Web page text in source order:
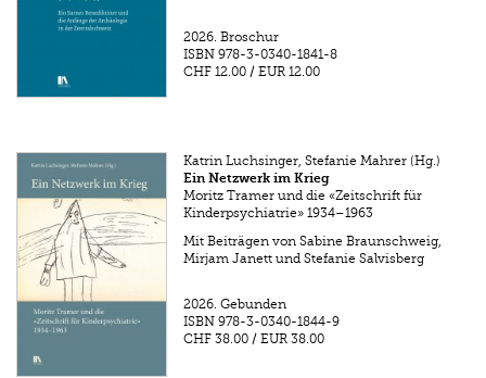
2026. Broschur
ISBN 978-3-0340-1841-8
CHF 12.00 /EUR 12.00
Katrin Luchsinger, Stefanie Mahrer (Hg.)
Ein Netzwerk im Krieg
Moritz Tramer und die «Zeitschrift für
Kinderpsychiatrie» 1934–1963
Mit Beiträgen von Sabine Braunschweig,
Mirjam Janett und Stefanie Salvisberg
2026. Gebunden
ISBN 978-3-0340-1844-9
CHF 38.00 /EUR 38.00